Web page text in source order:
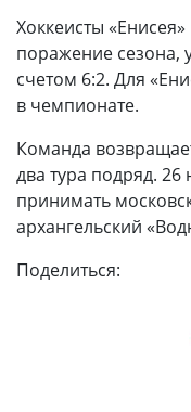
Хоккеисты
поражение сезона,
счетом 6:2. Для
в чемпионате.
Команда
два тура подряд. 26
принимать
архангельский
Поделиться: